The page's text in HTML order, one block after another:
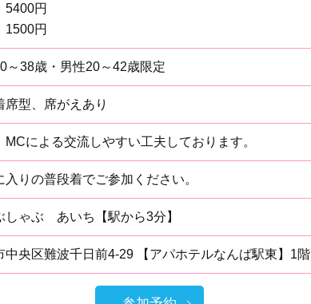
5400円
1500円
～38歳・男性20～42歳限定
席型、席がえあり
MCによる交流しやすい工夫しております。
入りの普段着でご参加ください。
しゃぶ あいち【駅から3分】
中央区難波千日前4-29 【アパホテルなんば駅東】1階